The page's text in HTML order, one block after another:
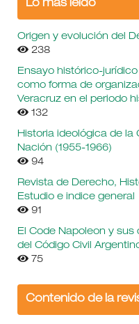
Lo más leído
Origen y evolución del
238
Ensayo histórico-
como forma de
Veracruz en el periodo
132
Historia ideológica de la
Nación (1955-1966)
94
Revista de Derecho,
Estudio e indice general
91
El Code Napoleon y
del Código Civil
75
Contenido de la